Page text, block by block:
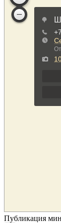
Публикация